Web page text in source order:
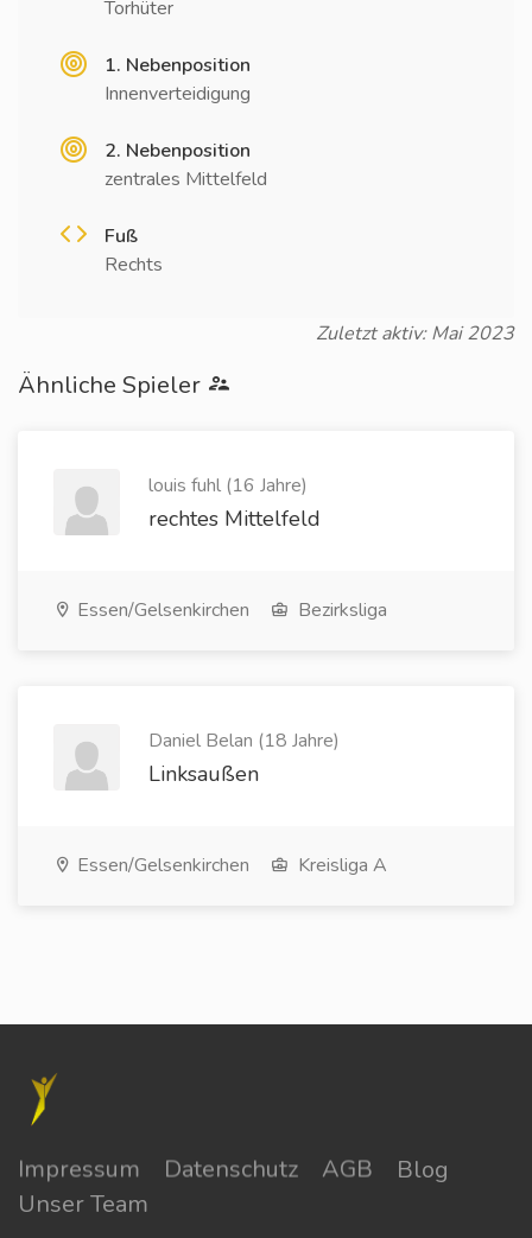
Torhüter
1. Nebenposition
Innenverteidigung
2. Nebenposition
zentrales Mittelfeld
Fuß
Rechts
Zuletzt aktiv: Mai 2023
Ähnliche Spieler
louis fuhl (16 Jahre)
rechtes Mittelfeld
Essen/Gelsenkirchen Bezirksliga
Daniel Belan (18 Jahre)
Linksaußen
Essen/Gelsenkirchen Kreisliga A
Impressum Datenschutz AGB
Blog
Unser Team